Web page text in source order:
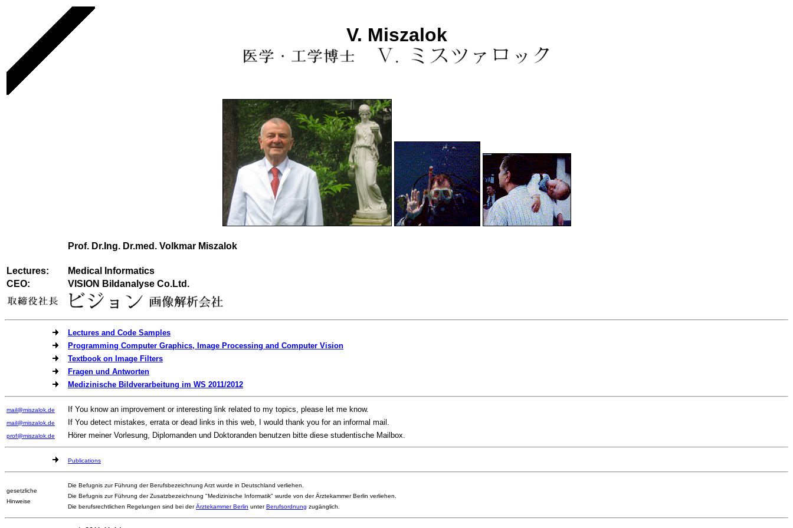
V. Miszalok
Prof. Dr.Ing. Dr.med. Volkmar Miszalok
Lectures:
Medical Informatics
CEO:
VISION Bildanalyse Co.Ltd.
Lectures and Code Samples
Programming Computer Graphics, Image Processing and Computer Vision
Textbook on Image Filters
Fragen und Antworten
Medizinische Bildverarbeitung im WS 2011/2012
mail@miszalok.de If You know an improvement or interesting link related to my topics, please let me know.
mail@miszalok.de If You detect mistakes, errata or dead links in this web, I would thank you for an informal mail.
prof@miszalok.de Hörer meiner Vorlesung, Diplomanden und Doktoranden benutzen bitte diese studentische Mailbox.
Publications
gesetzliche
Hinweise
Die Befugnis zur Führung der Berufsbezeichnung Arzt wurde in Deutschland verliehen.
Die Befugnis zur Führung der Zusatzbezeichnung "Medizinische Informatik" wurde von der Ärztekammer Berlin verliehen.
Die berufsrechtlichen Regelungen sind bei derÄrztekammer Berlin unterBerufsordnung zugänglich.